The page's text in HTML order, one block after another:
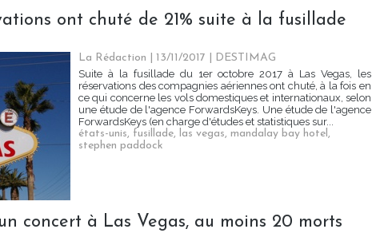
ont chuté de 21% suite à la fusillade
La Rédaction | 13/11/2017
DESTIMAG
Suite à la fusillade du 1er octobre 2017 à Las Vegas, les
réservations des compagnies aériennes ont chuté, à la fois en
ce qui concerne les vols domestiques et internationaux, selon
une étude de l'agence ForwardsKeys. Une étude de l'agence
ForwardsKeys (en charge d'études et statistiques sur...
états-unis, fusillade, las vegas, mandalay bay hotel,
stephen paddock
concert à Las Vegas, au moins 20 morts